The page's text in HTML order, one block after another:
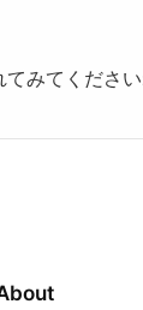
みてくださ